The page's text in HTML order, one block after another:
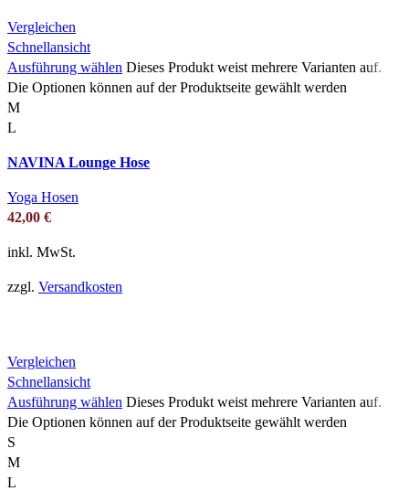
Vergleichen
Schnellansicht
Ausführung wählen Dieses Produkt weist mehrere Varianten auf.
Die Optionen können auf der Produktseite gewählt werden
M
L
NAVINA Lounge Hose
Yoga Hosen
42,00 €
inkl. MwSt.
zzgl. Versandkosten
Vergleichen
Schnellansicht
Ausführung wählen Dieses Produkt weist mehrere Varianten auf.
Die Optionen können auf der Produktseite gewählt werden
S
M
L